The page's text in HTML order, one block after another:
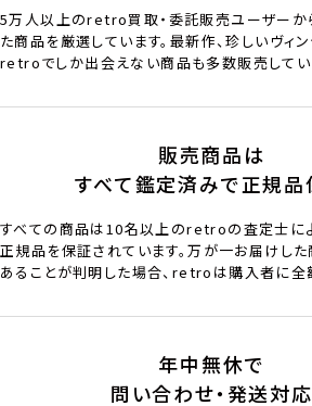
5万人以上のretro買取・委託販売ユーザーか
た商品を厳選しています。最新作、珍しいヴィ
retroでしか出会えない商品も多数販売してい
販売商品は
すべて鑑定済みで正規品
すべての商品は10名以上のretroの査定士によ
正規品を保証されています。万が一お届けし
あることが判明した場合、retroは購入者に全
年中無休で
問い合わせ・発送対応